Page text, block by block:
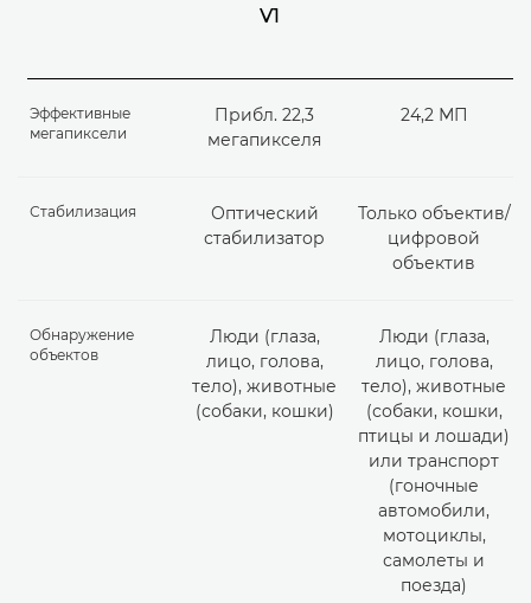
V1
Эффективные
мегапиксели
Прибл. 22,3
мегапикселя
24,2 МП
Стабилизация
Оптический
стабилизатор
Только объектив/
цифровой
объектив
Обнаружение
объектов
Люди (глаза,
лицо, голова,
тело), животные
(собаки, кошки)
Люди (глаза,
лицо, голова,
тело), животные
(собаки, кошки,
птицы и лошади)
или транспорт
(гоночные
автомобили,
мотоциклы,
самолеты и
поезда)